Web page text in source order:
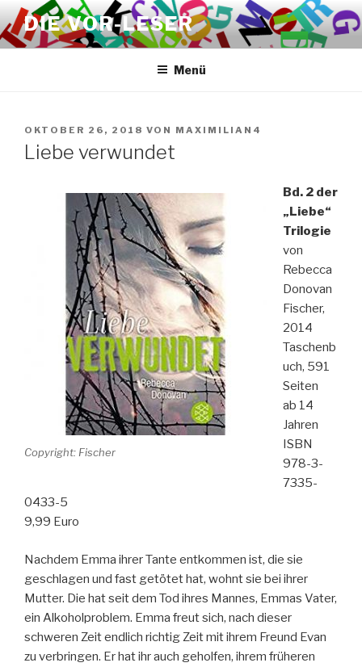
Zum
Inhalt
springen
DIE VOR-LESER
Menü
VERÖFFENTLICHT
AM
OKTOBER 26, 2018 VON MAXIMILIAN4
Liebe verwundet
Copyright: Fischer
Bd. 2 der
„Liebe“
Trilogie
von
Rebecca
Donovan
Fischer,
2014
Taschenb
uch, 591
Seiten
ab 14
Jahren
ISBN
978-3-
7335-
0433-5
9,99 Euro
Nachdem Emma ihrer Tante entkommen ist, die sie
geschlagen und fast getötet hat, wohnt sie bei ihrer
Mutter. Die hat seit dem Tod ihres Mannes, Emmas Vater,
ein Alkoholproblem. Emma freut sich, nach dieser
schweren Zeit endlich richtig Zeit mit ihrem Freund Evan
zu verbringen. Er hat ihr auch geholfen, ihrem früheren